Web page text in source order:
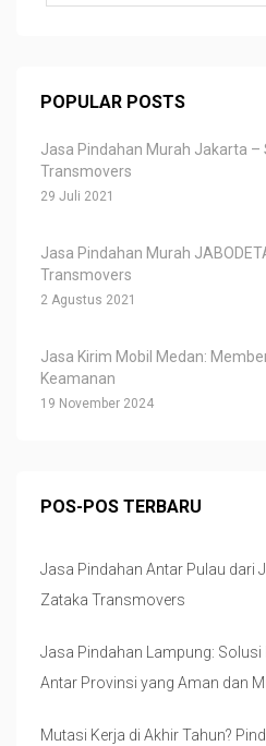
POPULAR POSTS
Jasa Pindahan Murah Jakarta –
Transmovers
29 Juli 2021
Jasa Pindahan Murah
Transmovers
2 Agustus 2021
Jasa Kirim Mobil Medan:
Keamanan
19 November 2024
POS-POS TERBARU
Jasa Pindahan Antar Pulau dari
Zataka Transmovers
Jasa Pindahan Lampung:
Antar Provinsi yang Aman dan
Mutasi Kerja di Akhir Tahun?